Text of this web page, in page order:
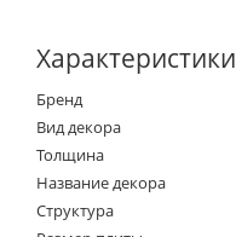
Характеристики
Бренд
Вид декора
Толщина
Название декора
Структура